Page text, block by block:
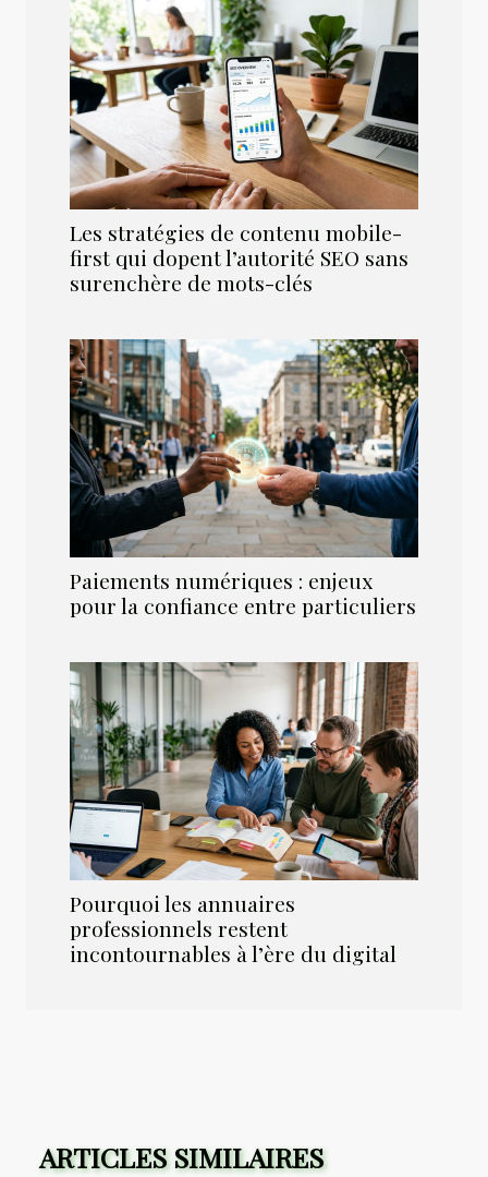
Les stratégies de contenu mobile-
first qui dopent l’autorité SEO sans
surenchère de mots-clés
Paiements numériques : enjeux
pour la confiance entre particuliers
Pourquoi les annuaires
professionnels restent
incontournables à l’ère du digital
ARTICLES SIMILAIRES